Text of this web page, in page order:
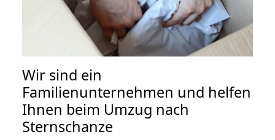
Wir sind ein
Familienunternehmen und helfen
Ihnen beim Umzug nach
Sternschanze